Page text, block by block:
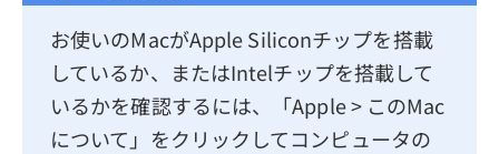
お使いのMacがApple Siliconチップを搭載
しているか、またはIntelチップを搭載して
いるかを確認するには、「Apple > このMac
について」をクリックしてコンピュータの